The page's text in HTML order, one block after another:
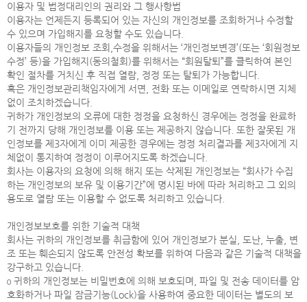
이용자 및 법정대리인의 권리와 그 행사항법
이용자는 언제든지 등록되어 있는 자신의 개인정보를 조회하거나 수정할
수 있으며 가입해지를 요청할 수도 있습니다.
이용자들의 개인정보 조회,수정을 위해서는 ‘개인정보변경’(또는 ‘회원정보
수정’ 등)을 가입해지(동의철회)를 위해서는 “회원탈퇴”를 클릭하여 본인
확인 절차를 거치신 후 직접 열람, 정정 또는 탈퇴가 가능합니다.
혹은 개인정보관리책임자에게 서면, 전화 또는 이메일로 연락하시면 지체
없이 조치하겠습니다.
귀하가 개인정보의 오류에 대한 정정을 요청하신 경우에는 정정을 완료하
기 전까지 당해 개인정보를 이용 또는 제공하지 않습니다. 또한 잘못된 개
인정보를 제3자에게 이미 제공한 경우에는 정정 처리결과를 제3자에게 지
체없이 통지하여 정정이 이루어지도록 하겠습니다.
회사는 이용자의 요청에 의해 해지 또는 삭제된 개인정보는 “회사가 수집
하는 개인정보의 보유 및 이용기간”에 명시된 바에 따라 처리하고 그 외의
용도로 열람 또는 이용할 수 없도록 처리하고 있습니다.
개인정보보호를 위한 기술적 대책
회사는 귀하의 개인정보를 취급함에 있어 개인정보가 분실, 도난, 누출, 변
조 또는 훼손되지 않도록 안전성 확보를 위하여 다음과 같은 기술적 대책을
강구하고 있습니다.
ο 귀하의 개인정보는 비밀번호에 의해 보호되며, 파일 및 전송 데이터를 암
호화하거나 파일 잠금기능(Lock)을 사용하여 중요한 데이터는 별도의 보